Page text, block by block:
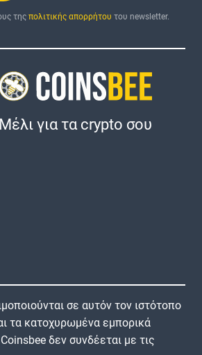
της πολιτικής απορρήτου του newsletter.
Μέλι για τα crypto σου
σε αυτόν τον ιστότοπο
τα κατοχυρωμένα εμπορικά
δεν συνδέεται με τις